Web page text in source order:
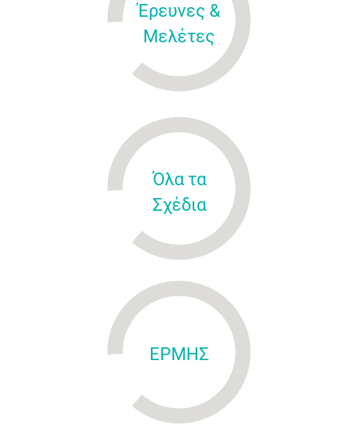
Έρευνες &
Μελέτες
Όλα τα
Σχέδια
ΕΡΜΗΣ